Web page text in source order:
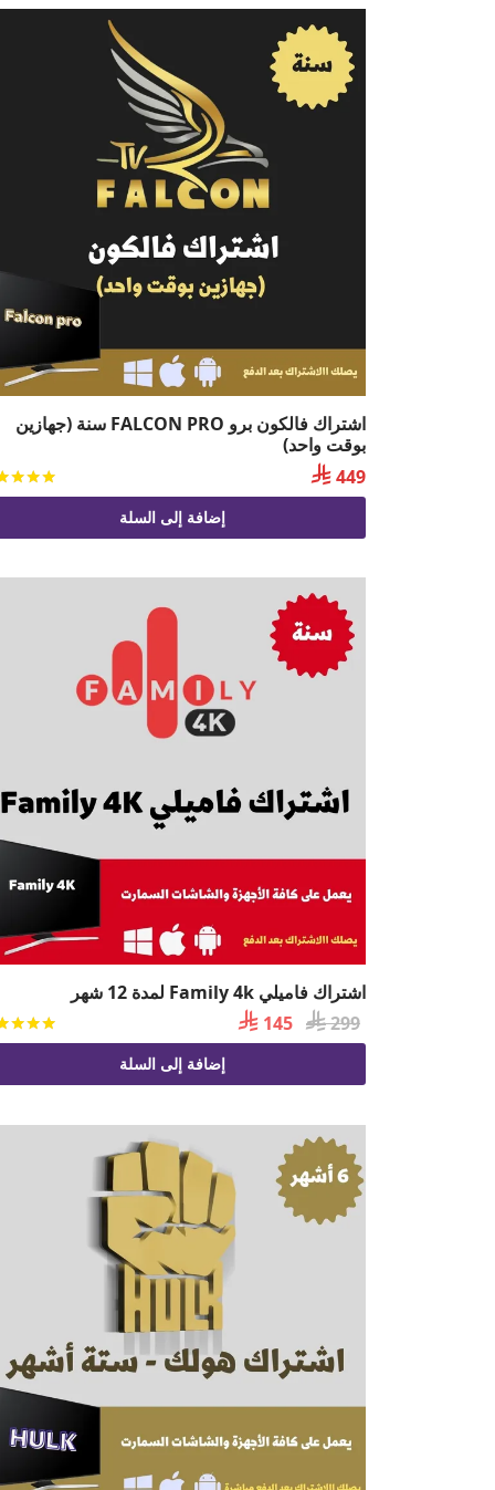
اشتراك فالكون برو FALCON PRO سنة (جهازين
بوقت واحد)
 449
إضافة إلى السلة
اشتراك فاميلي Family 4k لمدة 12 شهر
299
السعر
الأصلي
 145
الحالي
هو:
إضافة إلى السلة